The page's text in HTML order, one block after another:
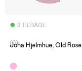
8 TILBAGE
(0)
Joha Hjelmhue, Old Rose